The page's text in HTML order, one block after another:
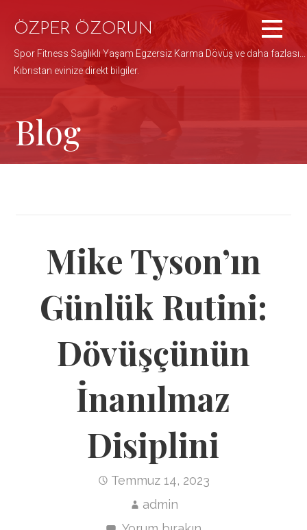
atlaÖZPER ÖZORUN
Spor Fitness Sağlıklı Yaşam Egzersiz Karma Dövüş ve daha fazlası...
Kıbrıstan evinize direkt bilgiler.
Blog
Mike Tyson’ın
Günlük Rutini:
Dövüşçünün
İnanılmaz
Disiplini
Temmuz 14, 2023
admin